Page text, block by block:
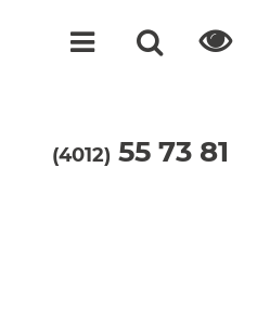
(4012) 55 73 81